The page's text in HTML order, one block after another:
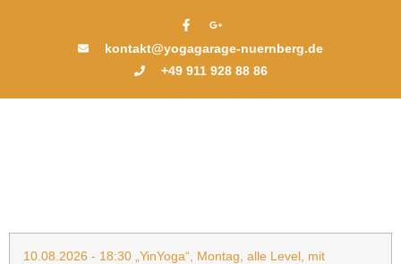
kontakt@yogagarage-nuernberg.de
+49 911 928 88 86
10.08.2026 - 18:30 „YinYoga“, Montag, alle Level, mit